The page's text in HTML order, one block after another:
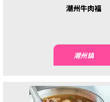
潮州牛肉福
潮州鎮